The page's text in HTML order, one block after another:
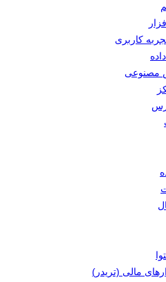
کاربری
مصنوعی
مالی (تریدر)